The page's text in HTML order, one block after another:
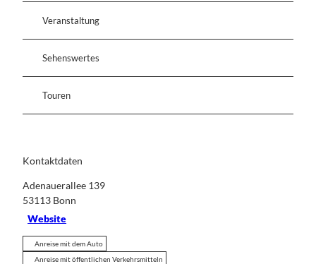
Veranstaltung
Sehenswertes
Touren
Kontaktdaten
Adenauerallee 139
53113 Bonn
Website
Anreise mit dem Auto
Anreise mit öffentlichen Verkehrsmitteln